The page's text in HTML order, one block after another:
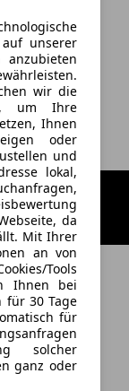
unserer
anzubieten
wir die
um Ihre
Ihnen
oder
und
lokal,
da
Mit Ihrer
an von
Tools
Ihnen bei
für 30 Tage
für
solcher
ganz oder